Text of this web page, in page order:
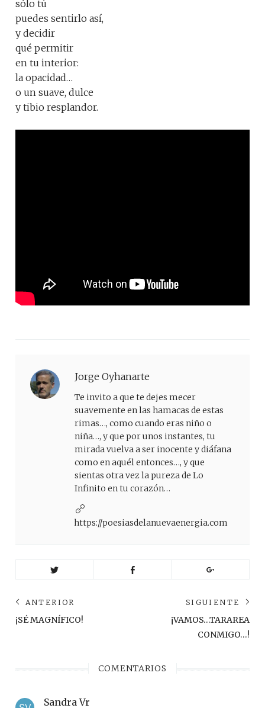
sólo tú
puedes sentirlo así,
y decidir
qué permitir
en tu interior:
la opacidad…
o un suave, dulce
y tibio resplandor.
Jorge Oyhanarte
Te invito a que te dejes mecer
suavemente en las hamacas de estas
rimas…, como cuando eras niño o
niña…, y que por unos instantes, tu
mirada vuelva a ser inocente y diáfana
como en aquél entonces…, y que
sientas otra vez la pureza de Lo
Infinito en tu corazón…
https://poesiasdelanuevaenergia.com
Navegación
de
ANTERIOR
Anterior
¡SÉ MAGNÍFICO!
SIGUIENTE
¡VAMOS…TARAREA
CONMIGO…!
COMENTARIOS
Sandra Vr